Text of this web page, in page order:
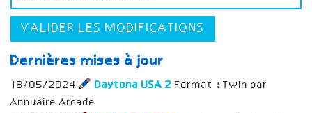
VALIDER LES MODIFICATIONS
Dernières mises à jour
18/05/2024 Daytona USA 2 Format : Twin par
Annuaire Arcade